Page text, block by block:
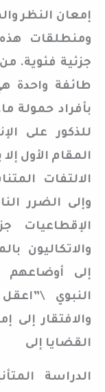
إمعان النظر
ومنطلقات
جزئية فئوية.
طائفة واحدة
بأفراد حمولة
للذكور على
المقام الأول
الالتفات
وإلى الضرر
الإقطاعيات
والاتكاليون
إلى أوضاعهم
النبوي
والافتقار إلى
القضايا إلى
الدراسة